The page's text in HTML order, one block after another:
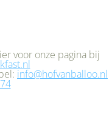
voor onze pagina bij
info@hofvanballoo.nl